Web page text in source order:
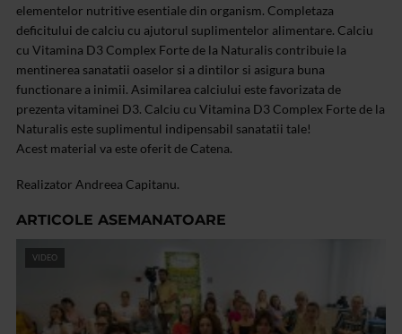
elementelor nutritive esentiale din organism. Completaza
deficitului de calciu cu ajutorul suplimentelor alimentare. Calciu
cu Vitamina D3 Complex Forte de la Naturalis contribuie la
mentinerea sanatatii oaselor si a dintilor si asigura buna
functionare a inimii. Asimilarea calciului este favorizata de
prezenta vitaminei D3. Calciu cu Vitamina D3 Complex Forte de la
Naturalis este suplimentul indipensabil sanatatii tale!
Acest material va este oferit de Catena.
Realizator Andreea Capitanu.
ARTICOLE ASEMANATOARE
VIDEO